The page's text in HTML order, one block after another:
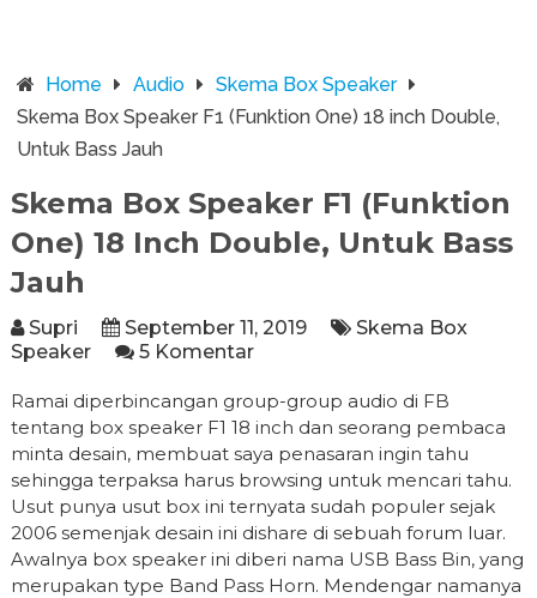
Home Audio
Skema Box Speaker
Skema Box Speaker F1 (Funktion One) 18 inch Double,
Untuk Bass Jauh
Skema Box Speaker F1 (Funktion
One) 18 Inch Double, Untuk Bass
Jauh
Supri September 11, 2019
Skema Box
Speaker
5 Komentar
Ramai diperbincangan group-group audio di FB
tentang box speaker F1 18 inch dan seorang pembaca
minta desain, membuat saya penasaran ingin tahu
sehingga terpaksa harus browsing untuk mencari tahu.
Usut punya usut box ini ternyata sudah populer sejak
2006 semenjak desain ini dishare di sebuah forum luar.
Awalnya box speaker ini diberi nama USB Bass Bin, yang
merupakan type Band Pass Horn. Mendengar namanya